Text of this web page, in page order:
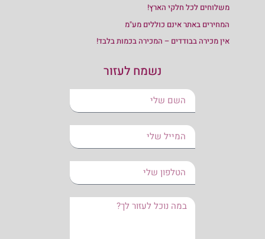
משלוחים לכל חלקי הארץ!
המחירים באתר אינם כוללים מע"מ
אין מכירה בבודדים – המכירה בכמות בלבד!
נשמח לעזור